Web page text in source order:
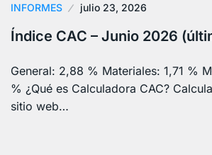
INFORMES julio 23, 2026
Índice CAC – Junio 2026
General: 2,88 % Materiales: 1,71 %
% ¿Qué es Calculadora CAC?
sitio web…